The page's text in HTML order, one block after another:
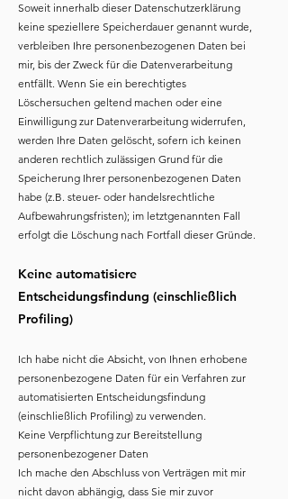
Soweit innerhalb dieser Datenschutzerklärung
keine speziellere Speicherdauer genannt wurde,
verbleiben Ihre personenbezogenen Daten bei
mir, bis der Zweck für die Datenverarbeitung
entfällt. Wenn Sie ein berechtigtes
Löschersuchen geltend machen oder eine
Einwilligung zur Datenverarbeitung widerrufen,
werden Ihre Daten gelöscht, sofern ich keinen
anderen rechtlich zulässigen Grund für die
Speicherung Ihrer personenbezogenen Daten
habe (z.B. steuer- oder handelsrechtliche
Aufbewahrungsfristen); im letztgenannten Fall
erfolgt die Löschung nach Fortfall dieser Gründe.
Keine automatisiere
Entscheidungsfindung (einschließlich
Profiling)
Ich habe nicht die Absicht, von Ihnen erhobene
personenbezogene Daten für ein Verfahren zur
automatisierten Entscheidungsfindung
(einschließlich Profiling) zu verwenden.
Keine Verpflichtung zur Bereitstellung
personenbezogener Daten
Ich mache den Abschluss von Verträgen mit mir
nicht davon abhängig, dass Sie mir zuvor